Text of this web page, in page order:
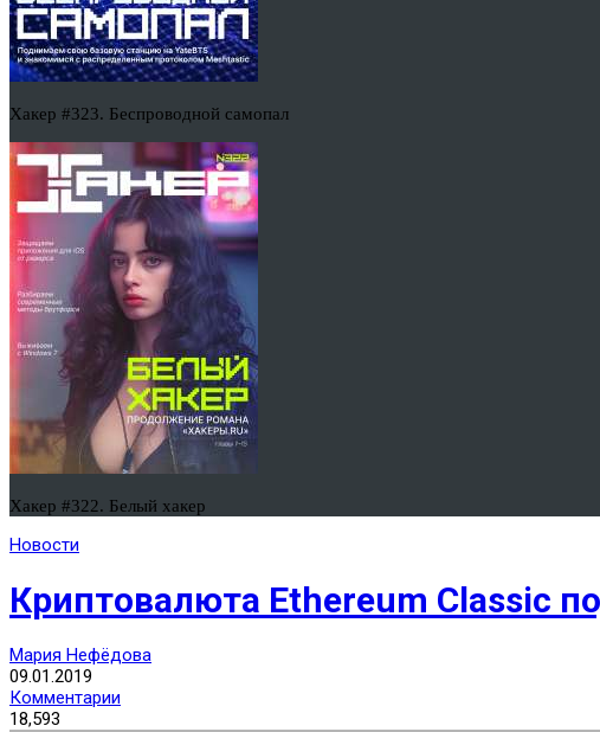
Хакер #323. Беспроводной самопал
Хакер #322. Белый хакер
Новости
Криптовалюта Ethereum Classic
Мария Нефёдова
09.01.2019
Комментарии
18,593